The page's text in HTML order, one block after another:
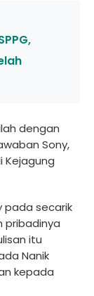
dengan
Sony,
Kejagung
pada secarik
pribadinya
itu
Nanik
kepada